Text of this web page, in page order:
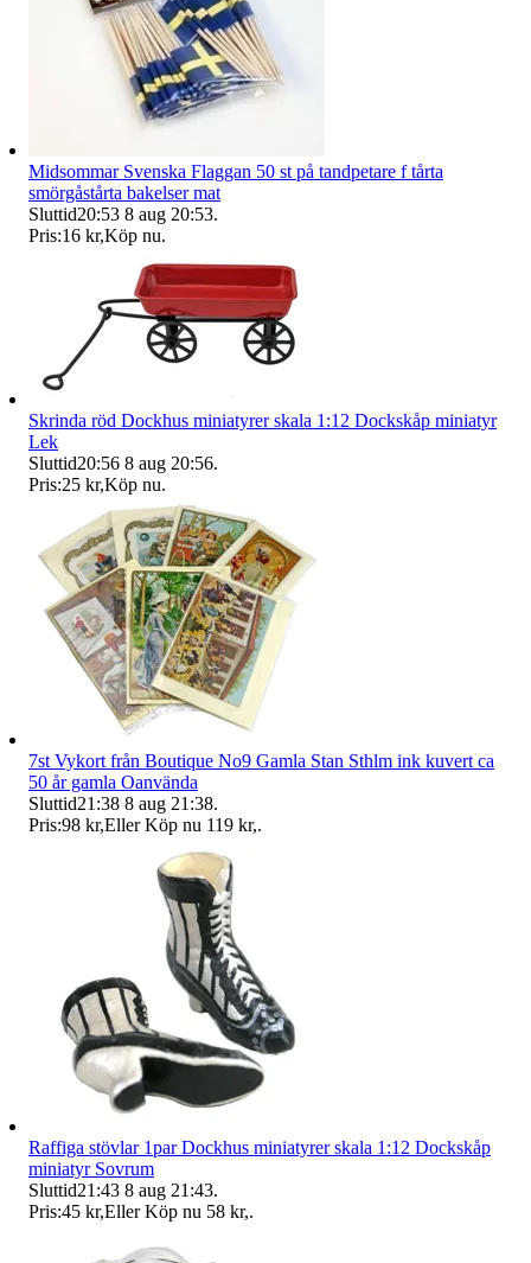
Midsommar Svenska Flaggan 50 st på tandpetare f tårta
smörgåstårta bakelser mat
Sluttid20:53 8 aug 20:53.
Pris:16 kr,Köp nu.
Skrinda röd Dockhus miniatyrer skala 1:12 Dockskåp miniatyr
Lek
Sluttid20:56 8 aug 20:56.
Pris:25 kr,Köp nu.
7st Vykort från Boutique No9 Gamla Stan Sthlm ink kuvert ca
50 år gamla Oanvända
Sluttid21:38 8 aug 21:38.
Pris:98 kr,Eller Köp nu 119 kr,.
Raffiga stövlar 1par Dockhus miniatyrer skala 1:12 Dockskåp
miniatyr Sovrum
Sluttid21:43 8 aug 21:43.
Pris:45 kr,Eller Köp nu 58 kr,.